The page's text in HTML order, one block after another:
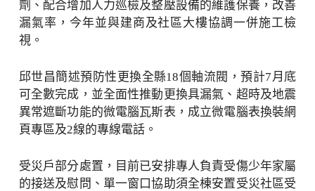
劑、配合增加人力巡檢及整壓設備的維護保養，改善
漏氣率，今年並與建商及社區大樓協調一併施工檢
視。
邱世昌簡述預防性更換全縣18個軸流閥，預計7月底
可全數完成，並全面性推動更換具漏氣、超時及地震
異常遮斷功能的微電腦瓦斯表，成立微電腦表換裝網
頁專區及2線的專線電話。
受災戶部分處置，目前已安排專人負責受傷少年家屬
的接送及慰問、單一窗口協助須全棟安置受災社區受